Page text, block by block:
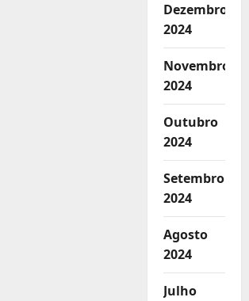
Dezembro
2024
Novembro
2024
Outubro
2024
Setembro
2024
Agosto
2024
Julho